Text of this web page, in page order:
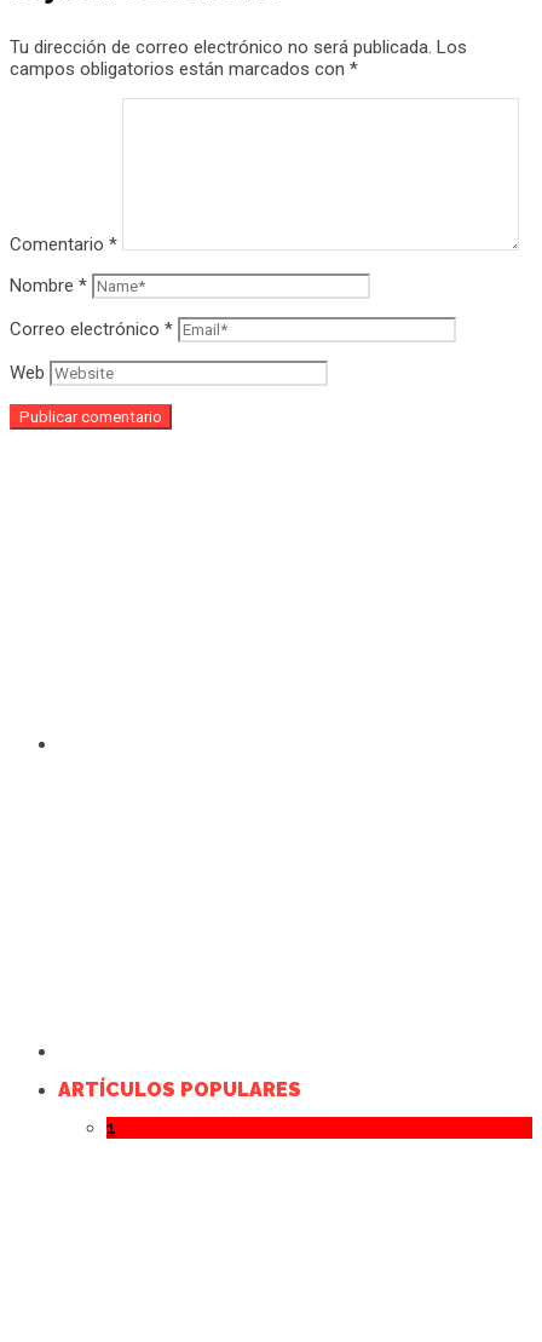
Tu dirección de correo electrónico no será publicada. Los
campos obligatorios están marcados con *
Comentario *
Nombre *
Correo electrónico *
Web
ARTÍCULOS POPULARES
1